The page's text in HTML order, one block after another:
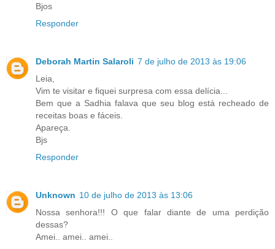
Bjos
Responder
Deborah Martin Salaroli 7 de julho de 2013 às 19:06
Leia,
Vim te visitar e fiquei surpresa com essa delícia...
Bem que a Sadhia falava que seu blog está recheado de
receitas boas e fáceis.
Apareça.
Bjs
Responder
Unknown 10 de julho de 2013 às 13:06
Nossa senhora!!! O que falar diante de uma perdição
dessas?
Amei.. amei.. amei..